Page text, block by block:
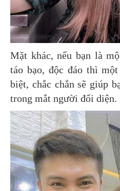
Mặt khác, nếu bạn là
táo bạo, độc đáo thì
biệt, chắc chắn sẽ giúp
trong mắt người đối diện.